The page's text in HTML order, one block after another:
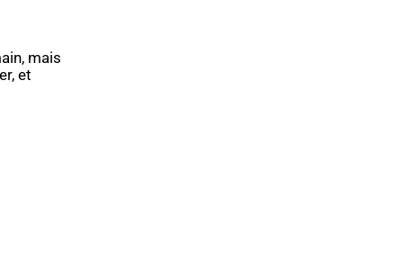
mais
et